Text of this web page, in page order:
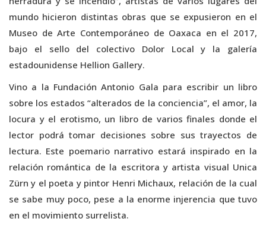
mundo hicieron distintas obras que se expusieron en el
Museo de Arte Contemporáneo de Oaxaca en el 2017,
bajo el sello del colectivo Dolor Local y la galería
estadounidense Hellion Gallery.
Vino a la Fundación Antonio Gala para escribir un libro
sobre los estados “alterados de la conciencia”, el amor, la
locura y el erotismo, un libro de varios finales donde el
lector podrá tomar decisiones sobre sus trayectos de
lectura. Este poemario narrativo estará inspirado en la
relación romántica de la escritora y artista visual Unica
Zürn y el poeta y pintor Henri Michaux, relación de la cual
se sabe muy poco, pese a la enorme injerencia que tuvo
en el movimiento surrelista.